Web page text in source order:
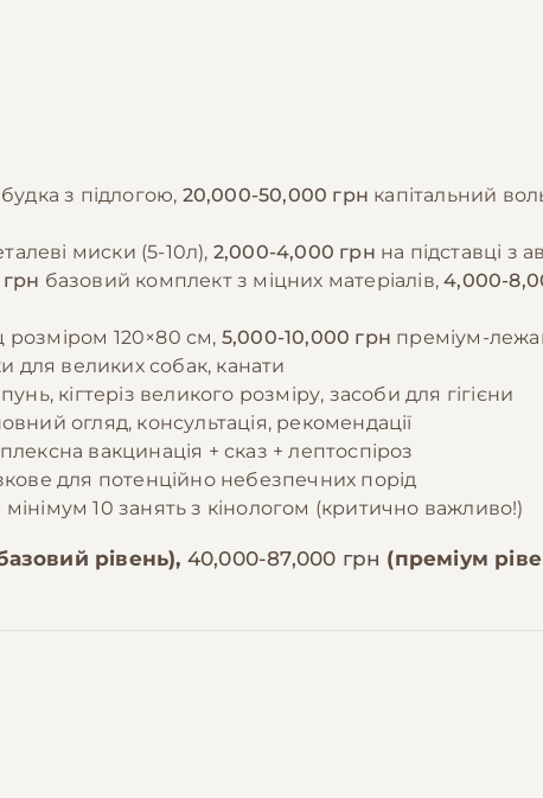
з підлогою, 20,000-50,000 грн капітальний
миски (5-10л), 2,000-4,000 грн на підставці з
базовий комплект з міцних матеріалів,4,000-
120×80 см, 5,000-10,000 грн преміум-
для великих собак, канати
кігтеріз великого розміру, засоби для гігієни
огляд, консультація, рекомендації
вакцинація + сказ + лептоспіроз
для потенційно небезпечних порід
мінімум 10 занять з кінологом (критично важливо!)
рівень), 40,000-87,000 грн (преміум